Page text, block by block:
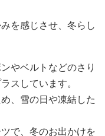
を感じさせ、冬らし
やベルトなどのさり
スしています。
、雪の日や凍結した
で、冬のお出かけを